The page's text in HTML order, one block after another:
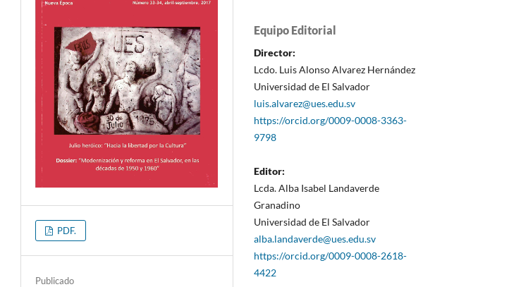
PDF.
Publicado
Equipo Editorial
Director:
Lcdo. Luis Alonso Alvarez Hernández
Universidad de El Salvador
luis.alvarez@ues.edu.sv
https://orcid.org/0009-0008-3363-
9798
Editor:
Lcda. Alba Isabel Landaverde
Granadino
Universidad de El Salvador
alba.landaverde@ues.edu.sv
https://orcid.org/0009-0008-2618-
4422